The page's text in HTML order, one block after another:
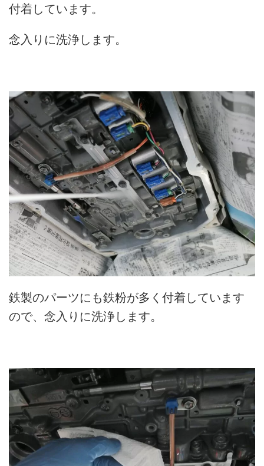
付着しています。
念入りに洗浄します。
鉄製のパーツにも鉄粉が多く付着しています
ので、念入りに洗浄します。